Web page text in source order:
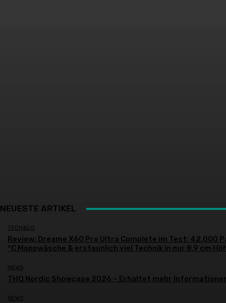
NEUESTE ARTIKEL
TECH&CO
Review: Dreame X60 Pro Ultra Complete im Test: 42.000
°C Moppwäsche & erstaunlich viel Technik in nur 8,9 cm
NEWS
THQ Nordic Showcase 2026 – Erhaltet mehr
NEWS